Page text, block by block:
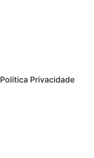
Política Privacidade